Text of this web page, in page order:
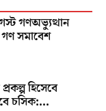
গণঅভ্যুত্থান
সমাবেশ
হিসেবে
চসিক:...